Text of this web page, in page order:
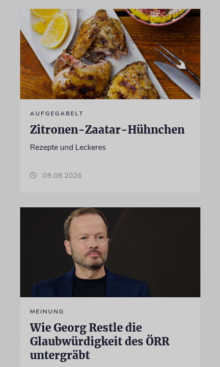
AUFGEGABELT
Zitronen-Zaatar-Hühnchen
Rezepte und Leckeres
09.08.2026
MEINUNG
Wie Georg Restle die
Glaubwürdigkeit des ÖRR
untergräbt